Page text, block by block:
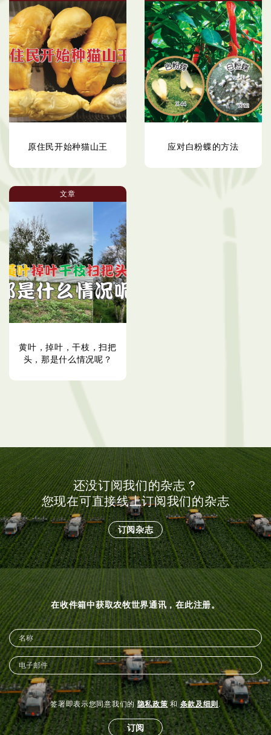
原住民开始种猫山王 应对白粉蝶的方法
文章
黄叶，掉叶，干枝，扫把
头，那是什么情况呢？
还没订阅我们的杂志？
您现在可直接线上订阅我们的杂志
订阅杂志
在收件箱中获取农牧世界通讯，在此注册。
签署即表示您同意我们的隐私政策 和条款及细则 .
订阅